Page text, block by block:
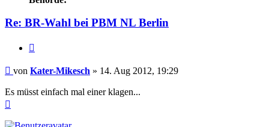
Re: BR-Wahl bei PBM NL Berlin
Beitrag
von Kater-Mikesch » 14. Aug 2012, 19:29
Es müsst einfach mal einer klagen...